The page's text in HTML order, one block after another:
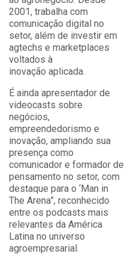
2001, trabalha com
comunicação digital no
setor, além de investir em
agtechs e marketplaces
voltados à
inovação aplicada.
É ainda apresentador de
videocasts sobre
negócios,
empreendedorismo e
inovação, ampliando sua
presença como
comunicador e formador de
pensamento no setor, com
destaque para o ‘Man in
The Arena”, reconhecido
entre os podcasts mais
relevantes da América
Latina no universo
agroempresarial.